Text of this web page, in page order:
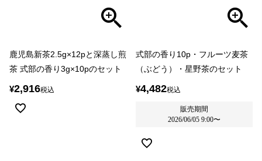
鹿児島新茶2.5g×12pと深蒸し煎
茶 式部の香り3g×10pのセット
¥2,916税込
式部の香り10p・フルーツ麦茶
（ぶどう）・星野茶のセット
¥4,482税込
販売期間
2026/06/05 9:00〜